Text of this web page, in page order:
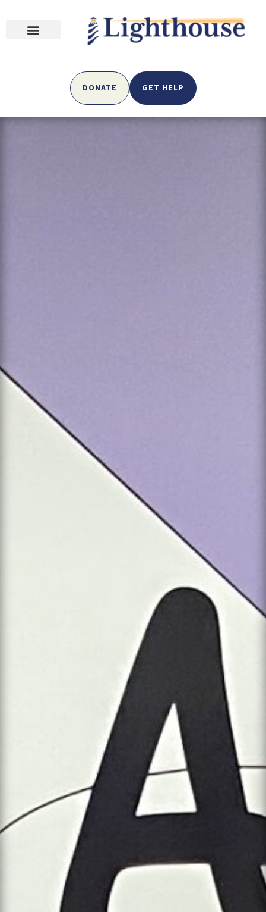
GET HELP
DONATE